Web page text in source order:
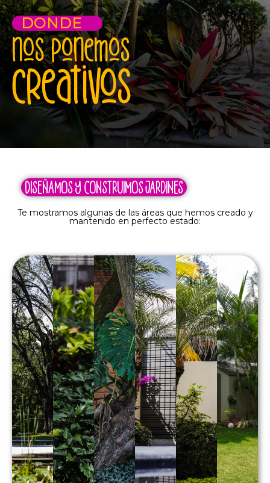
DONDE
nos ponemos
creativos
DISEÑAMOS Y CONSTRUIMOS JARDINES
Te mostramos algunas de las áreas que hemos creado y
mantenido en perfecto estado: